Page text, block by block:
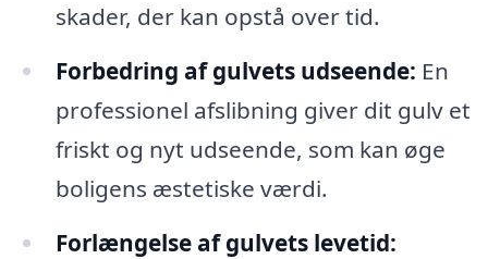
skader, der kan opstå over tid.
Forbedring af gulvets udseende: En
professionel afslibning giver dit gulv et
friskt og nyt udseende, som kan øge
boligens æstetiske værdi.
Forlængelse af gulvets levetid: